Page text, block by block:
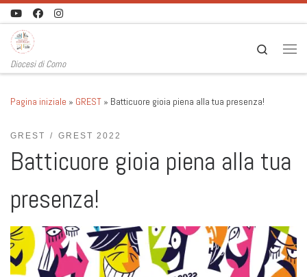
Passa al contenuto
Diocesi di Como
Search
Pagina iniziale » GREST » Batticuore gioia piena alla tua presenza!
GREST GREST 2022
Batticuore gioia piena alla tua
presenza!